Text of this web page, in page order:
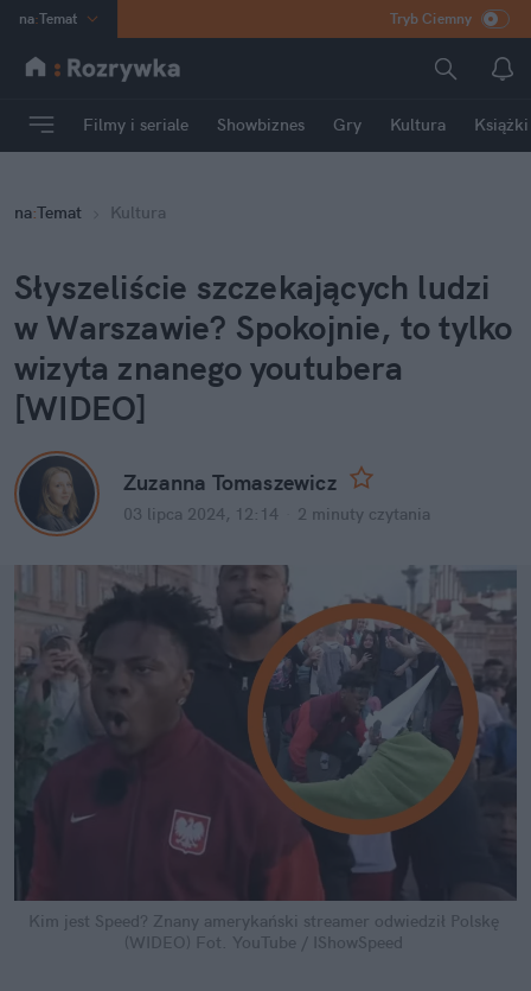
na:Temat
INN Poland
mama
Rozrywka
Tryb Ciemny
Filmy i seriale Showbiznes Gry Kultura Książki
na:Temat Kultura
Słyszeliście szczekających ludzi
w Warszawie? Spokojnie, to tylko
wizyta znanego youtubera
[WIDEO]
Zuzanna Tomaszewicz
03 lipca 2024, 12:14 2 minuty czytania
Kim jest Speed? Znany amerykański streamer odwiedził Polskę
(WIDEO) Fot. YouTube / IShowSpeed